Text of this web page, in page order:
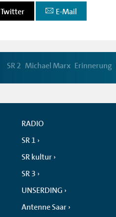
Twitter E-Mail
SR 2 Michael Marx Erinnerung
RADIO
SR 1
SR kultur
SR 3
UNSERDING
Antenne Saar